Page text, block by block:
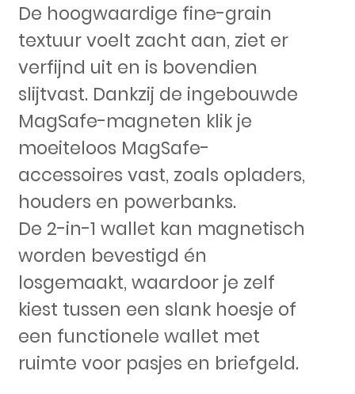
De hoogwaardige fine-grain
textuur voelt zacht aan, ziet er
verfijnd uit en is bovendien
slijtvast. Dankzij de ingebouwde
MagSafe-magneten klik je
moeiteloos MagSafe-
accessoires vast, zoals opladers,
houders en powerbanks.
De 2-in-1 wallet kan magnetisch
worden bevestigd én
losgemaakt, waardoor je zelf
kiest tussen een slank hoesje of
een functionele wallet met
ruimte voor pasjes en briefgeld.